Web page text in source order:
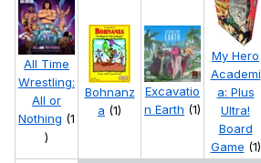
All Time
Wrestling:
All or
Nothing (1
)
Bohnanz
a (1)
Excavatio
n Earth (1)
My Hero
Academi
a: Plus
Ultra!
Board
Game (1)